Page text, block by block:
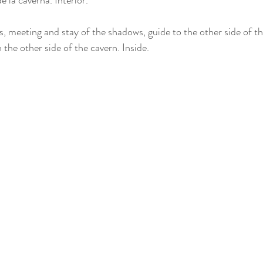
meeting and stay of the shadows, guide to the other side of
other side of the cavern. Inside.